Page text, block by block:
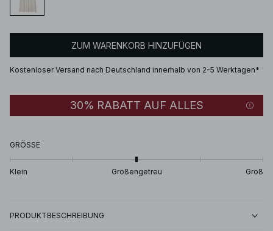
ZUM WARENKORB HINZUFÜGEN
Kostenloser Versand nach Deutschland innerhalb von 2-5 Werktagen*
30% RABATT AUF ALLES
GRÖSSE
Klein Größengetreu Groß
PRODUKTBESCHREIBUNG